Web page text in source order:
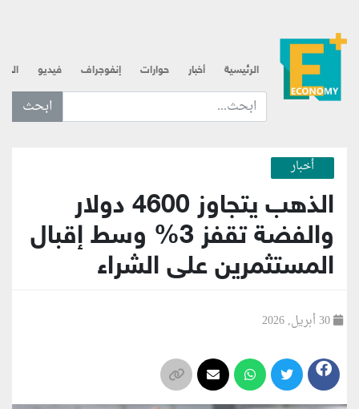
الرئيسية أخبار حوارات إنفوجراف فيديو
ابحث عن... :
أخبار
الذهب يتجاوز 4600 دولار
والفضة تقفز 3% وسط إقبال
المستثمرين على الشراء